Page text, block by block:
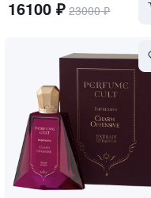
16100 ₽ 23000₽